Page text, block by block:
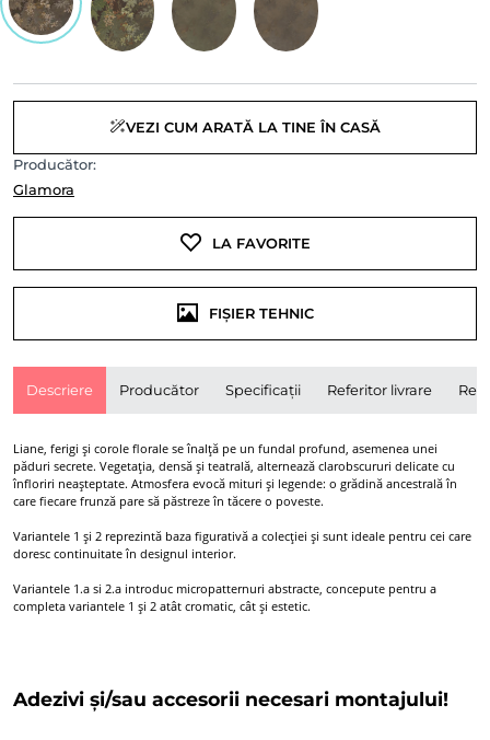
VEZI CUM ARATĂ LA TINE ÎN CASĂ
Producător:
Glamora
LA FAVORITE
FIȘIER TEHNIC
Descriere Producător Specificații Referitor livrare
Liane, ferigi și corole florale se înalță pe un fundal profund, asemenea unei
păduri secrete. Vegetația, densă și teatrală, alternează clarobscururi delicate cu
înfloriri neașteptate. Atmosfera evocă mituri și legende: o grădină ancestrală în
care fiecare frunză pare să păstreze în tăcere o poveste.
Variantele 1 și 2 reprezintă baza figurativă a colecției și sunt ideale pentru cei care
doresc continuitate în designul interior.
Variantele 1.a si 2.a introduc micropatternuri abstracte, concepute pentru a
completa variantele 1 și 2 atât cromatic, cât și estetic.
Adezivi și/sau accesorii necesari montajului!